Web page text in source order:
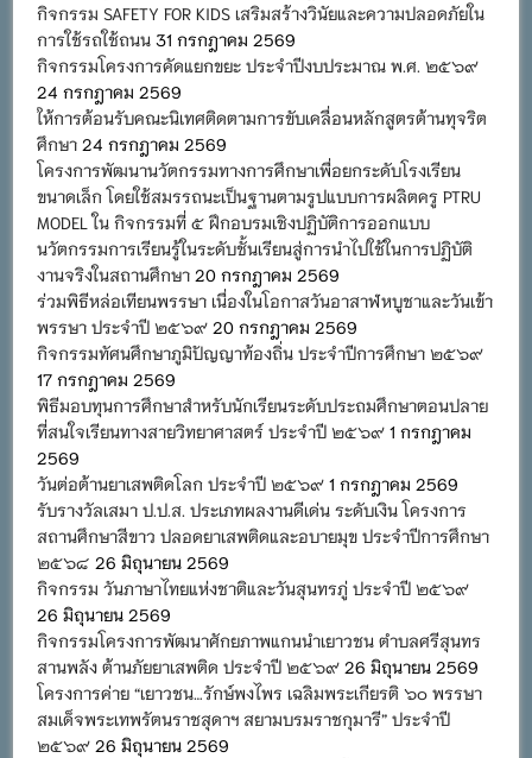
กิจกรรม SAFETY FOR KIDS เสริมสร้างวินัยและความปลอดภัยใน
การใช้รถใช้ถนน 31 กรกฎาคม 2569
กิจกรรมโครงการคัดแยกขยะ ประจำปีงบประมาณ พ.ศ. ๒๕๖๙
24 กรกฎาคม 2569
ให้การต้อนรับคณะนิเทศติดตามการขับเคลื่อนหลักสูตรต้านทุจริต
ศึกษา 24 กรกฎาคม 2569
โครงการพัฒนานวัตกรรมทางการศึกษาเพื่อยกระดับโรงเรียน
ขนาดเล็ก โดยใช้สมรรถนะเป็นฐานตามรูปแบบการผลิตครู PTRU
MODEL ใน กิจกรรมที่ ๕ ฝึกอบรมเชิงปฏิบัติการออกแบบ
นวัตกรรมการเรียนรู้ในระดับชั้นเรียนสู่การนำไปใช้ในการปฏิบัติ
งานจริงในสถานศึกษา 20 กรกฎาคม 2569
ร่วมพิธีหล่อเทียนพรรษา เนื่องในโอกาสวันอาสาฬหบูชาและวันเข้า
พรรษา ประจำปี ๒๕๖๙ 20 กรกฎาคม 2569
กิจกรรมทัศนศึกษาภูมิปัญญาท้องถิ่น ประจำปีการศึกษา ๒๕๖๙
17 กรกฎาคม 2569
พิธีมอบทุนการศึกษาสำหรับนักเรียนระดับประถมศึกษาตอนปลาย
ที่สนใจเรียนทางสายวิทยาศาสตร์ ประจำปี ๒๕๖๙ 1 กรกฎาคม
2569
วันต่อต้านยาเสพติดโลก ประจำปี ๒๕๖๙ 1 กรกฎาคม 2569
รับรางวัลเสมา ป.ป.ส. ประเภทผลงานดีเด่น ระดับเงิน โครงการ
สถานศึกษาสีขาว ปลอดยาเสพติดและอบายมุข ประจำปีการศึกษา
๒๕๖๘ 26 มิถุนายน 2569
กิจกรรม วันภาษาไทยแห่งชาติและวันสุนทรภู่ ประจำปี ๒๕๖๙
26 มิถุนายน 2569
กิจกรรมโครงการพัฒนาศักยภาพแกนนำเยาวชน ตำบลศรีสุนทร
สานพลัง ต้านภัยยาเสพติด ประจำปี ๒๕๖๙ 26 มิถุนายน 2569
โครงการค่าย “เยาวชน…รักษ์พงไพร เฉลิมพระเกียรติ ๖๐ พรรษา
สมเด็จพระเทพรัตนราชสุดาฯ สยามบรมราชกุมารี” ประจำปี
๒๕๖๙ 26 มิถุนายน 2569